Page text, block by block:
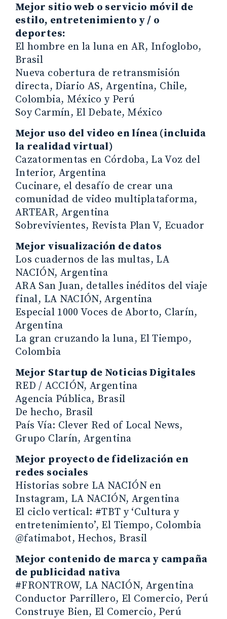
Mejor sitio web o servicio móvil de
estilo, entretenimiento y / o
deportes:
El hombre en la luna en AR, Infoglobo,
Brasil
Nueva cobertura de retransmisión
directa, Diario AS, Argentina, Chile,
Colombia, México y Perú
Soy Carmín, El Debate, México
Mejor uso del video en línea (incluida
la realidad virtual)
Cazatormentas en Córdoba, La Voz del
Interior, Argentina
Cucinare, el desafío de crear una
comunidad de video multiplataforma,
ARTEAR, Argentina
Sobrevivientes, Revista Plan V, Ecuador
Mejor visualización de datos
Los cuadernos de las multas, LA
NACIÓN, Argentina
ARA San Juan, detalles inéditos del viaje
final, LA NACIÓN, Argentina
Especial 1000 Voces de Aborto, Clarín,
Argentina
La gran cruzando la luna, El Tiempo,
Colombia
Mejor Startup de Noticias Digitales
RED / ACCIÓN, Argentina
Agencia Pública, Brasil
De hecho, Brasil
País Vía: Clever Red of Local News,
Grupo Clarín, Argentina
Mejor proyecto de fidelización en
redes sociales
Historias sobre LA NACIÓN en
Instagram, LA NACIÓN, Argentina
El ciclo vertical: #TBT y ‘Cultura y
entretenimiento’, El Tiempo, Colombia
@fatimabot, Hechos, Brasil
Mejor contenido de marca y campaña
de publicidad nativa
#FRONTROW, LA NACIÓN, Argentina
Conductor Parrillero, El Comercio, Perú
Construye Bien, El Comercio, Perú